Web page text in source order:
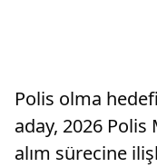
Polis olma
aday, 2026 Polis
alım sürecine